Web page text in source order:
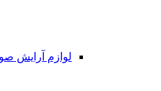
لوازم آرایش